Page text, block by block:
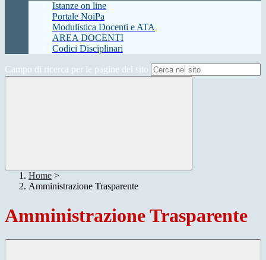
Istanze on line
Portale NoiPa
Modulistica Docenti e ATA
AREA DOCENTI
Codici Disciplinari
Campo di ricerca per le pagine del sito
Home >
Amministrazione Trasparente
Amministrazione Trasparente